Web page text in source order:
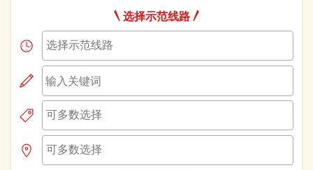
选择示范线路